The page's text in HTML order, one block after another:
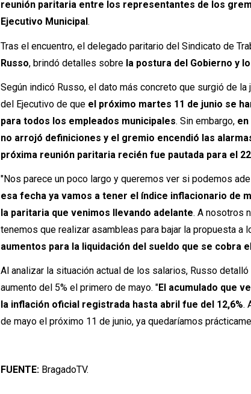
reunión paritaria entre los representantes de los
Ejecutivo Municipal.
Tras el encuentro, el delegado paritario del Sindicato de
Russo, brindó detalles sobre la postura del Gobierno y
Según indicó Russo, el dato más concreto que surgió de
del Ejecutivo de que el próximo martes 11 de junio se
para todos los empleados municipales. Sin embargo,
no arrojó definiciones y el gremio encendió las
próxima reunión paritaria recién fue pautada para el
"Nos parece un poco largo y queremos ver si podemos
esa fecha ya vamos a tener el índice inflacionario de
la paritaria que venimos llevando adelante. A nosotros
tenemos que realizar asambleas para bajar la propuesta a
aumentos para la liquidación del sueldo que se cobra
Al analizar la situación actual de los salarios, Russo
aumento del 5% el primero de mayo. "El acumulado que
la inflación oficial registrada hasta abril fue del 12,6%.
de mayo el próximo 11 de junio, ya quedaríamos
FUENTE: BragadoTV.